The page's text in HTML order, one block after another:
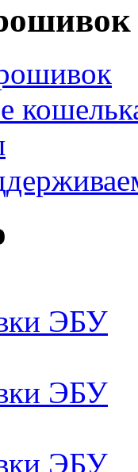
ЭБУ
ЭБУ
ЭБУ